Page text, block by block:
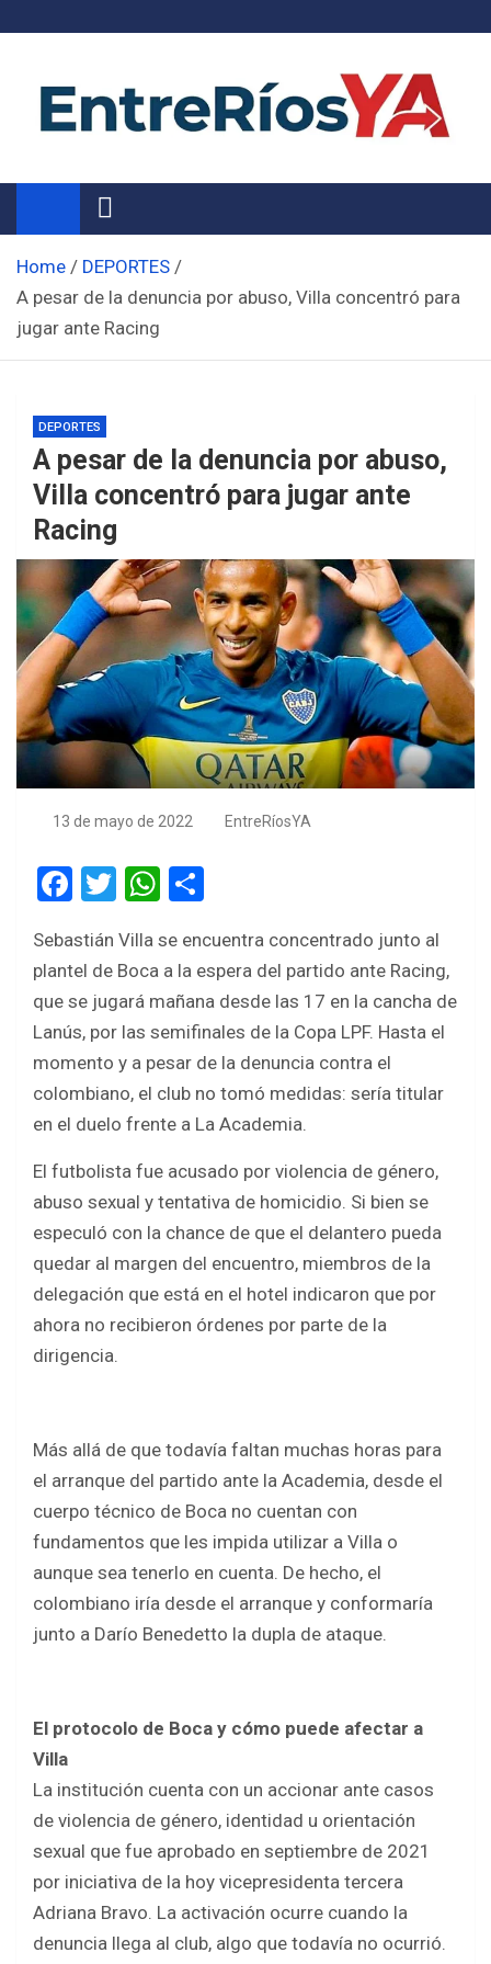
Noticias de Entre Ríos
Información de toda la provincia ahora
Home
DEPORTES
A pesar de la denuncia por abuso, Villa concentró para
jugar ante Racing
DEPORTES
A pesar de la denuncia por abuso,
Villa concentró para jugar ante
Racing
13 de mayo de 2022 EntreRíosYA
F
ce
b
o
o
k
T
tt
er
W
at
s
A
p
p
ar
e
Sebastián Villa se encuentra concentrado junto al
plantel de Boca a la espera del partido ante Racing,
que se jugará mañana desde las 17 en la cancha de
Lanús, por las semifinales de la Copa LPF. Hasta el
momento y a pesar de la denuncia contra el
colombiano, el club no tomó medidas: sería titular
en el duelo frente a La Academia.
El futbolista fue acusado por violencia de género,
abuso sexual y tentativa de homicidio. Si bien se
especuló con la chance de que el delantero pueda
quedar al margen del encuentro, miembros de la
delegación que está en el hotel indicaron que por
ahora no recibieron órdenes por parte de la
dirigencia.
Más allá de que todavía faltan muchas horas para
el arranque del partido ante la Academia, desde el
cuerpo técnico de Boca no cuentan con
fundamentos que les impida utilizar a Villa o
aunque sea tenerlo en cuenta. De hecho, el
colombiano iría desde el arranque y conformaría
junto a Darío Benedetto la dupla de ataque.
El protocolo de Boca y cómo puede afectar a
Villa
La institución cuenta con un accionar ante casos
de violencia de género, identidad u orientación
sexual que fue aprobado en septiembre de 2021
por iniciativa de la hoy vicepresidenta tercera
Adriana Bravo. La activación ocurre cuando la
denuncia llega al club, algo que todavía no ocurrió.